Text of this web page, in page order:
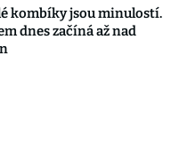
kombíky jsou minulostí.
dnes začíná až nad